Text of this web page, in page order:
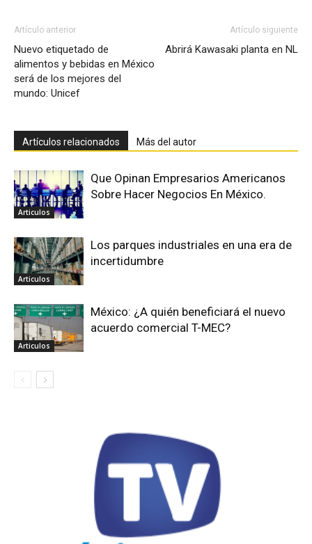
Artículo anterior
Nuevo etiquetado de
alimentos y bebidas en México
será de los mejores del
mundo: Unicef
Artículo siguiente
Abrirá Kawasaki planta en NL
Artículos relacionados Más del autor
Articulos
Que Opinan Empresarios Americanos
Sobre Hacer Negocios En México.
Articulos
Los parques industriales en una era de
incertidumbre
Articulos
México: ¿A quién beneficiará el nuevo
acuerdo comercial T-MEC?